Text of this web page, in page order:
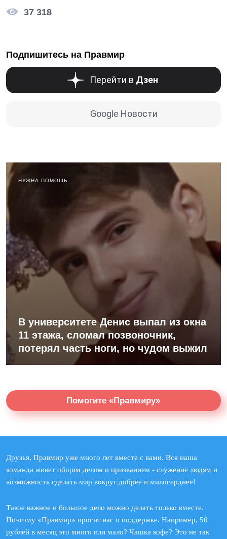
37 318
Подпишитесь на Правмир
Перейти в Дзен
Google Новости
НУЖНА ПОМОЩЬ
В университете Денис выпал из окна
11 этажа, сломал позвоночник,
потерял часть ноги, но чудом выжил
Помогите «Правмиру»
Друзья, Правмир уже много лет вместе с вами. Вся наша
команда живет общим делом и призванием - служение людям и
возможность сделать мир вокруг добрее и милосерднее!
Такое важное и большое дело можно делать только вместе.
Поэтому «Правмир» просит вас о поддержке. Например, 50
рублей в месяц это много или мало? Чашка кофе? Это не так